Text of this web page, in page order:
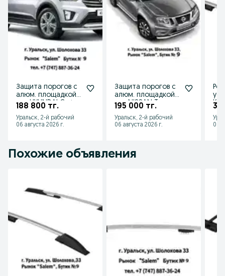
Защита порогов с
алюм. площадкой
для HYUNDAI Creta
188 800 тг.
Уральск, 2-й рабочий
06 августа 2026 г.
Защита порогов с
алюм. площадкой
для NISSAN Terrano
195 000 тг.
Уральск, 2-й рабочий
06 августа 2026 г.
36
06
Похожие объявления